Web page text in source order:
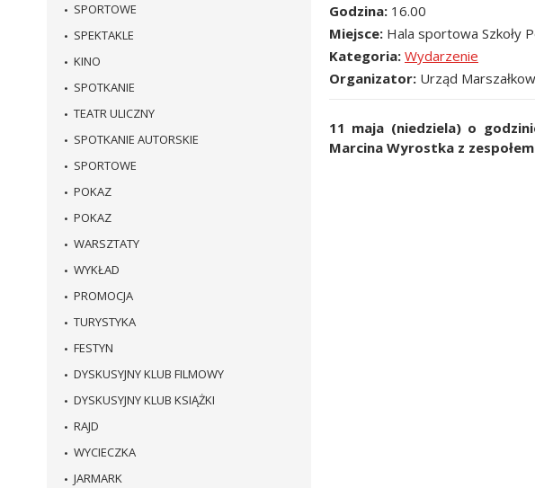
SPORTOWE
SPEKTAKLE
KINO
SPOTKANIE
TEATR ULICZNY
SPOTKANIE AUTORSKIE
SPORTOWE
POKAZ
POKAZ
WARSZTATY
WYKŁAD
PROMOCJA
TURYSTYKA
FESTYN
DYSKUSYJNY KLUB FILMOWY
DYSKUSYJNY KLUB KSIĄŻKI
RAJD
WYCIECZKA
JARMARK
Godzina 16.00
Miejsce Hala sportowa Szkoły
Kategoria Wydarzenie
Organizator Urząd
11 maja (niedziela) o
Marcina Wyrostka z